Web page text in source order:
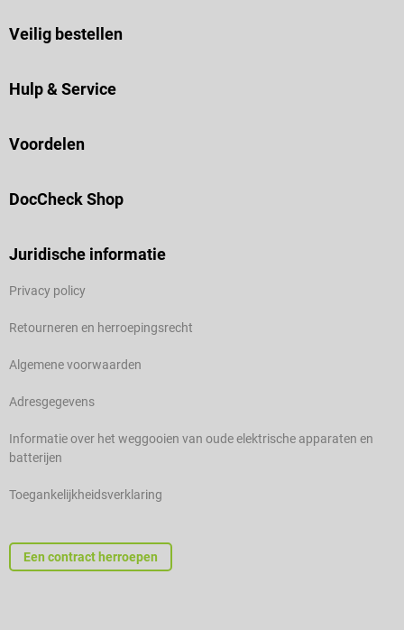
Veilig bestellen
Hulp & Service
Voordelen
DocCheck Shop
Juridische informatie
Privacy policy
Retourneren en herroepingsrecht
Algemene voorwaarden
Adresgegevens
Informatie over het weggooien van oude elektrische apparaten en
batterijen
Toegankelijkheidsverklaring
Een contract herroepen